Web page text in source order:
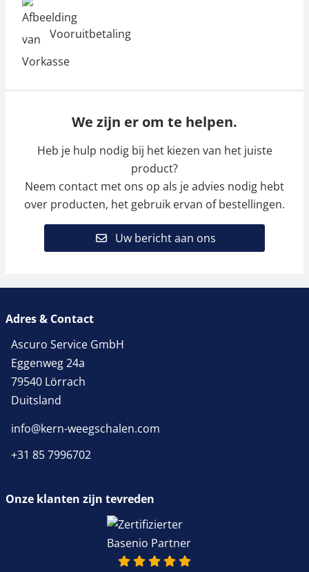
Vooruitbetaling
We zijn er om te helpen.
Heb je hulp nodig bij het kiezen van het juiste
product?
Neem contact met ons op als je advies nodig hebt
over producten, het gebruik ervan of bestellingen.
Uw bericht aan ons
Adres & Contact
Ascuro Service GmbH
Eggenweg 24a
79540 Lörrach
Duitsland
info@kern-weegschalen.com
+31 85 7996702
Onze klanten zijn tevreden
4.9 van 5